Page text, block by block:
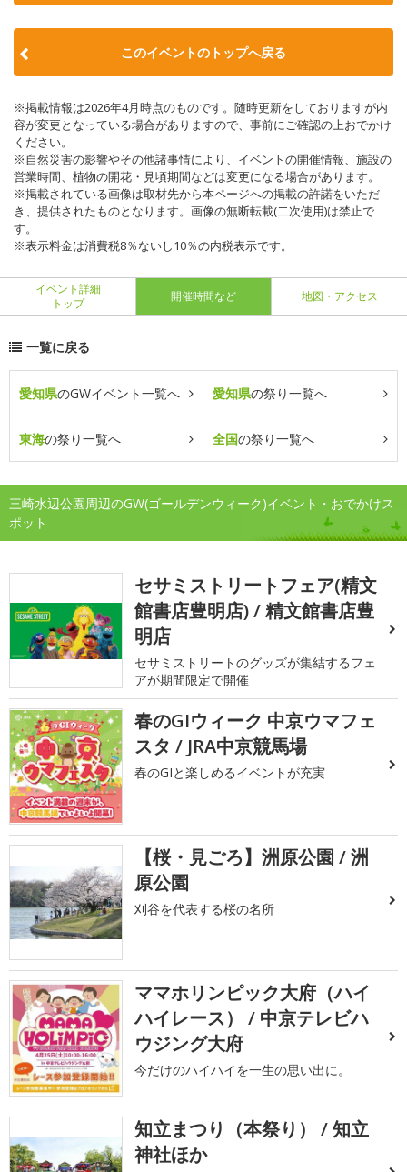
このイベントのトップへ戻る
※掲載情報は2026年4月時点のものです。随時更新をしておりますが内
容が変更となっている場合がありますので、事前にご確認の上おでかけ
ください。
※自然災害の影響やその他諸事情により、イベントの開催情報、施設の
営業時間、植物の開花・見頃期間などは変更になる場合があります。
※掲載されている画像は取材先から本ページへの掲載の許諾をいただ
き、提供されたものとなります。画像の無断転載(二次使用)は禁止で
す。
※表示料金は消費税8％ないし10％の内税表示です。
イベント詳細
トップ
開催時間など 地図・アクセス
一覧に戻る
愛知県のGWイベント一覧へ 愛知県の祭り一覧へ
東海の祭り一覧へ 全国の祭り一覧へ
三崎水辺公園周辺のGW(ゴールデンウィーク)イベント・おでかけス
ポット
セサミストリートフェア(精文
館書店豊明店) / 精文館書店豊
明店
セサミストリートのグッズが集結するフェ
アが期間限定で開催
春のGIウィーク 中京ウマフェ
スタ / JRA中京競馬場
春のGIと楽しめるイベントが充実
【桜・見ごろ】洲原公園 / 洲
原公園
刈谷を代表する桜の名所
ママホリンピック大府（ハイ
ハイレース） / 中京テレビハ
ウジング大府
今だけのハイハイを一生の思い出に。
知立まつり（本祭り） / 知立
神社ほか